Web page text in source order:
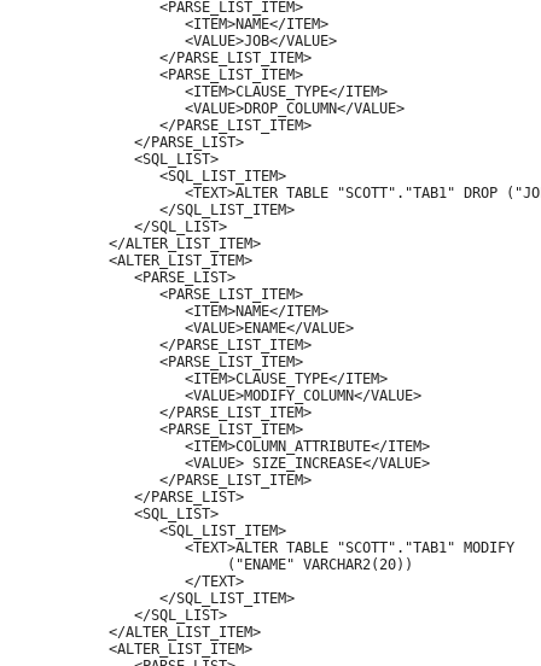
            <PARSE_LIST_ITEM>
               <ITEM>NAME</ITEM>
               <VALUE>JOB</VALUE>
            </PARSE_LIST_ITEM>
            <PARSE_LIST_ITEM>
               <ITEM>CLAUSE_TYPE</ITEM>
               <VALUE>DROP_COLUMN</VALUE>
            </PARSE_LIST_ITEM>
         </PARSE_LIST>
         <SQL_LIST>
            <SQL_LIST_ITEM>
<TEXT>ALTER TABLE "SCOTT"."TAB1" DROP
            </SQL_LIST_ITEM>
         </SQL_LIST>
      </ALTER_LIST_ITEM>
      <ALTER_LIST_ITEM>
         <PARSE_LIST>
            <PARSE_LIST_ITEM>
               <ITEM>NAME</ITEM>
               <VALUE>ENAME</VALUE>
            </PARSE_LIST_ITEM>
            <PARSE_LIST_ITEM>
               <ITEM>CLAUSE_TYPE</ITEM>
               <VALUE>MODIFY_COLUMN</VALUE>
            </PARSE_LIST_ITEM>
            <PARSE_LIST_ITEM>
               <ITEM>COLUMN_ATTRIBUTE</ITEM>
               <VALUE> SIZE_INCREASE</VALUE>
            </PARSE_LIST_ITEM>
         </PARSE_LIST>
         <SQL_LIST>
            <SQL_LIST_ITEM>
               <TEXT>ALTER TABLE "SCOTT"."TAB1" MODIFY
                    ("ENAME" VARCHAR2(20))
               </TEXT>
            </SQL_LIST_ITEM>
         </SQL_LIST>
      </ALTER_LIST_ITEM>
      <ALTER_LIST_ITEM>